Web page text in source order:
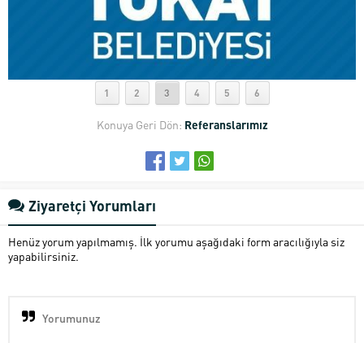
1 2 3 4 5 6
Konuya Geri Dön: Referanslarımız
Ziyaretçi Yorumları
Henüz yorum yapılmamış. İlk yorumu aşağıdaki form aracılığıyla siz
yapabilirsiniz.